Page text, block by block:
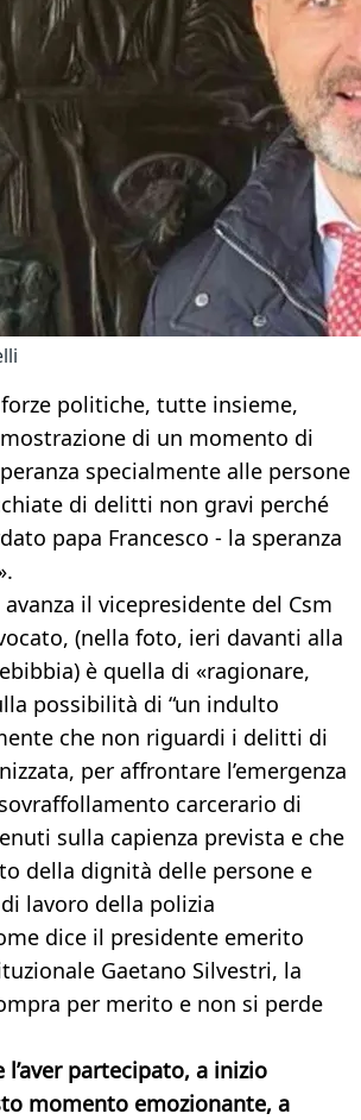
politiche, tutte insieme,
di un momento di
specialmente alle persone
di delitti non gravi perché
papa Francesco - la speranza
il vicepresidente del Csm
(nella foto, ieri davanti alla
è quella di «ragionare,
possibilità di “un indulto
che non riguardi i delitti di
per affrontare l’emergenza
carcerario di
sulla capienza prevista e che
della dignità delle persone e
lavoro della polizia
dice il presidente emerito
Gaetano Silvestri, la
per merito e non si perde
partecipato, a inizio
momento emozionante, a